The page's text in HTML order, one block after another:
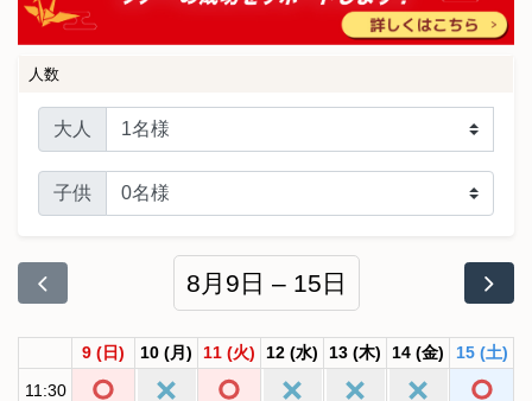
人数
大人
子供
8月9日 – 15日
9 (日) 10 (月) 11 (火) 12 (水) 13 (木) 14 (金) 15 (土)
11:30